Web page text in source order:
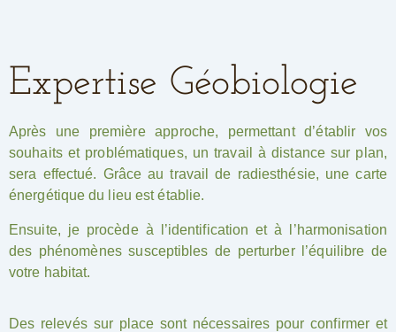
Expertise Géobiologie
Après une première approche, permettant d’établir vos
souhaits et problématiques, un travail à distance sur plan,
sera effectué. Grâce au travail de radiesthésie, une carte
énergétique du lieu est établie.
Ensuite, je procède à l’identification et à l’harmonisation
des phénomènes susceptibles de perturber l’équilibre de
votre habitat.
Des relevés sur place sont nécessaires pour confirmer et